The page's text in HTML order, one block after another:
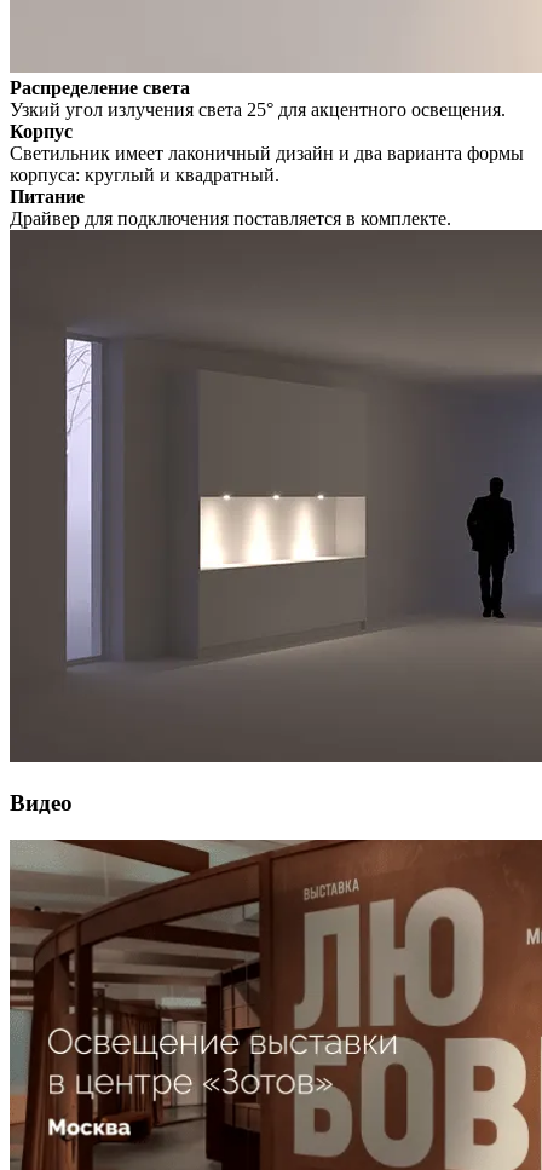
Распределение света
Узкий угол излучения света 25° для акцентного освещения.
Корпус
Светильник имеет лаконичный дизайн и два варианта формы
корпуса: круглый и квадратный.
Питание
Драйвер для подключения поставляется в комплекте.
Видео